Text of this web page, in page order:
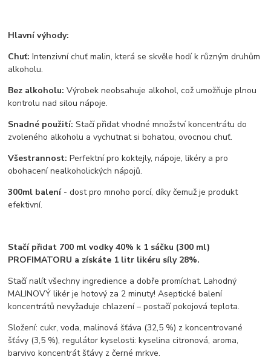
Hlavní výhody:
Chuť: Intenzivní chuť malin, která se skvěle hodí k různým druhům
alkoholu.
Bez alkoholu: Výrobek neobsahuje alkohol, což umožňuje plnou
kontrolu nad silou nápoje.
Snadné použití: Stačí přidat vhodné množství koncentrátu do
zvoleného alkoholu a vychutnat si bohatou, ovocnou chuť.
Všestrannost: Perfektní pro koktejly, nápoje, likéry a pro
obohacení nealkoholických nápojů.
300ml balení- dost pro mnoho porcí, díky čemuž je produkt
efektivní.
Stačí přidat 700 ml vodky 40% k 1 sáčku (300 ml)
PROFIMATORU a získáte 1 litr likéru síly 28%.
Stačí nalít všechny ingredience a dobře promíchat.Lahodný
MALINOVÝ likér je hotový za 2 minuty!Aseptické balení
koncentrátů nevyžaduje chlazení – postačí pokojová teplota.
Složení: cukr, voda, malinová šťáva (32,5 %) z koncentrované
šťávy (3,5 %), regulátor kyselosti: kyselina citronová, aroma,
barvivo koncentrát šťávy z černé mrkve.